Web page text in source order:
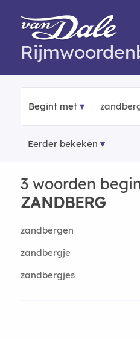
Begint met
Eerder bekeken
3 woorden
ZANDBERG
zandbergen
zandbergje
zandbergjes